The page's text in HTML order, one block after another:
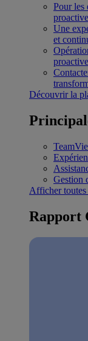
Pour les
Une
et
Découvrir la
Gestion
Afficher
Rapport